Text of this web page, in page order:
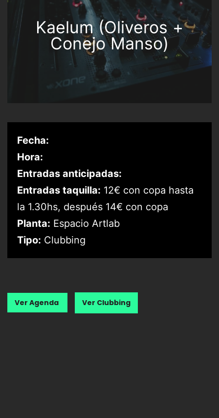
Kaelum (Oliveros +
Conejo Manso)
Fecha:
Hora:
Entradas anticipadas:
Entradas taquilla: 12€ con copa hasta
la 1.30hs, después 14€ con copa
Planta: Espacio Artlab
Tipo: Clubbing
Ver Agenda Ver Clubbing